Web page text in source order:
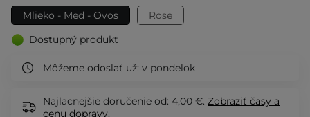
Mlieko - Med - Ovos
Rose
Dostupný produkt
Môžeme odoslať už: v pondelok
Najlacnejšie doručenie od: 4,00 €. Zobraziť časy a
cenu dopravy.